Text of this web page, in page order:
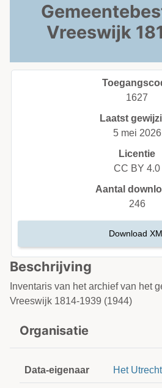
Vreeswijk
Beschrijving
Inventaris van het archief van het
Vreeswijk 1814-1939 (1944)
Organisatie
Data-eigenaar Het
1627
Laatst
5 mei 2026
Licentie
CC BY 4.0
Aantal
246
Download